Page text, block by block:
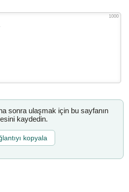
1000
sonra ulaşmak için bu sayfanın
kaydedin.
kopyala